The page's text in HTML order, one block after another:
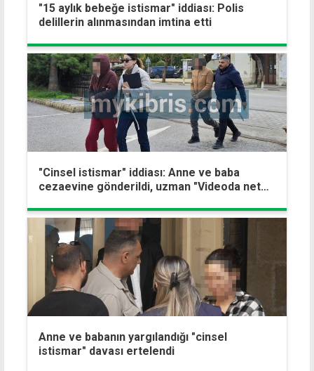
"15 aylık bebeğe istismar" iddiası: Polis
delillerin alınmasından imtina etti
"Cinsel istismar" iddiası: Anne ve baba
cezaevine gönderildi, uzman "Videoda net
Anne ve babanın yargılandığı "cinsel
istismar" davası ertelendi